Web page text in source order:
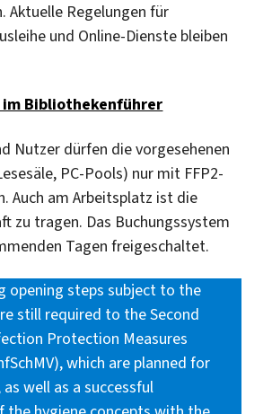
Aktuelle Regelungen für
und Online-Dienste bleiben
Bibliothekenführer
Nutzer dürfen die vorgesehenen
PC-Pools) nur mit FFP2-
Auch am Arbeitsplatz ist die
zu tragen. Das Buchungssystem
Tagen freigeschaltet.
opening steps subject to the
still required to the Second
Protection Measures
which are planned for
well as a successful